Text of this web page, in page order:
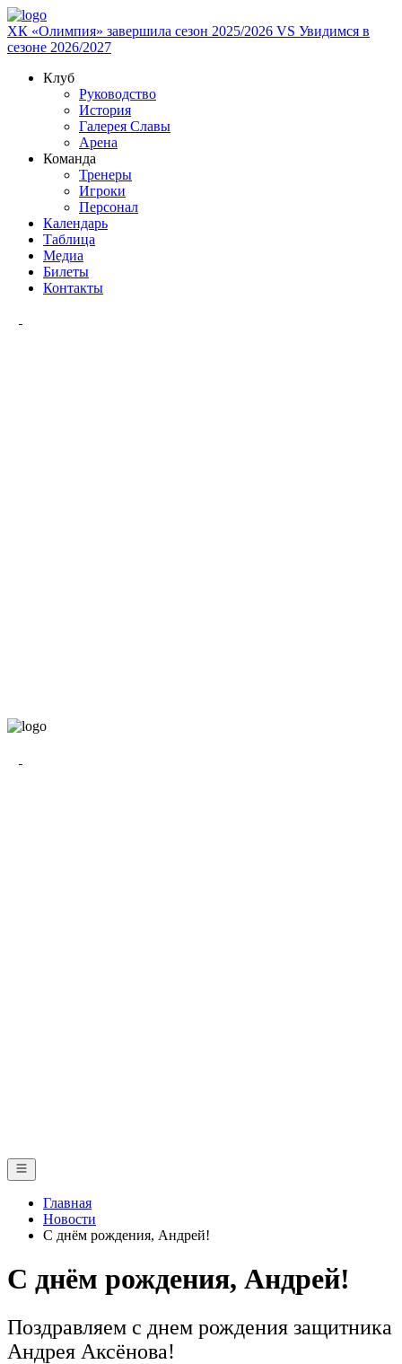
ХК «Олимпия» завершила сезон 2025/2026 VS Увидимся в
сезоне 2026/2027
Клуб
Руководство
История
Галерея Славы
Арена
Команда
Тренеры
Игроки
Персонал
Календарь
Таблица
Медиа
Билеты
Контакты
Главная
Новости
С днём рождения, Андрей!
С днём рождения, Андрей!
Поздравляем с днем рождения защитника
Андрея Аксёнова!